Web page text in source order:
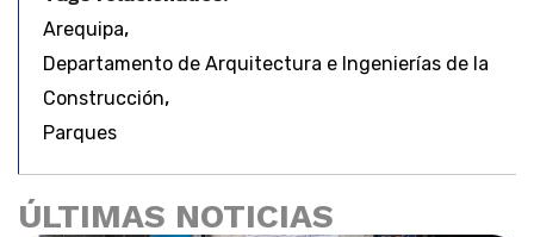
Arequipa,
Departamento de Arquitectura e Ingenierías de la
Construcción,
Parques
ÚLTIMAS NOTICIAS